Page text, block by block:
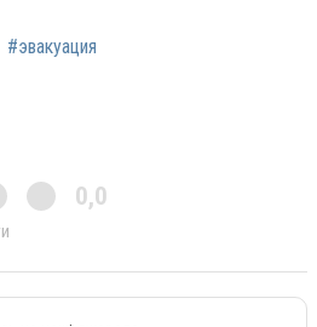
#эвакуация
0,0